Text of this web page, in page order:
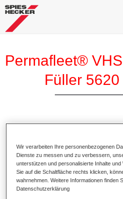
Permafleet®
Füller
Produktmerkmale
Für die effiziente nass-in-
Besitzt einen sehr hohen
Wir verarbeiten Ihre personenbezogenen
Dienste zu messen und zu verbessern,
unterstützen und personalisierte Inhalte
Sie auf die Schaltfläche rechts klicken,
wahrnehmen. Weitere Informationen finden
Datenschutzerklärung